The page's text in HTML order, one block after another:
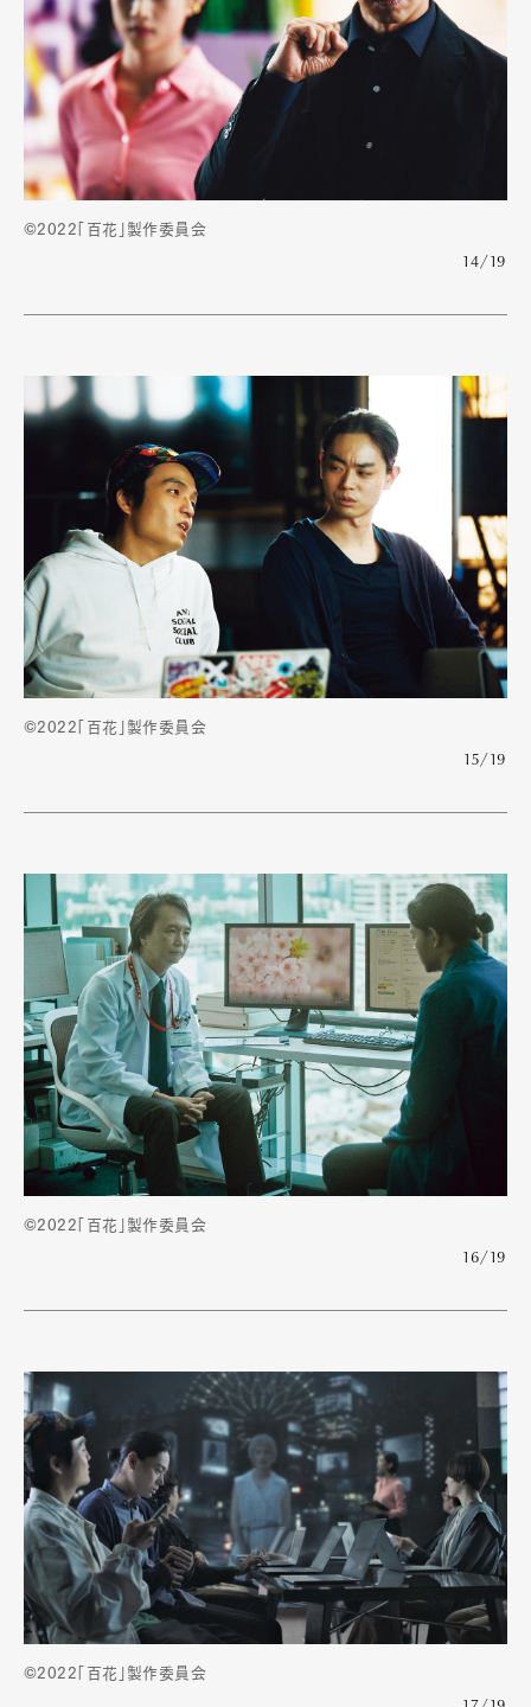
©2022「百花」製作委員会
14/19
©2022「百花」製作委員会
15/19
©2022「百花」製作委員会
16/19
©2022「百花」製作委員会